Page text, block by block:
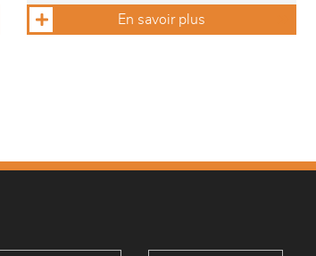
En savoir plus